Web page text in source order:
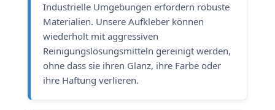
Industrielle Umgebungen erfordern robuste
Materialien. Unsere Aufkleber können
wiederholt mit aggressiven
Reinigungslösungsmitteln gereinigt werden,
ohne dass sie ihren Glanz, ihre Farbe oder
ihre Haftung verlieren.